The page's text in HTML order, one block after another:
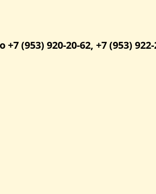
(953) 920-20-62, +7 (953) 922-